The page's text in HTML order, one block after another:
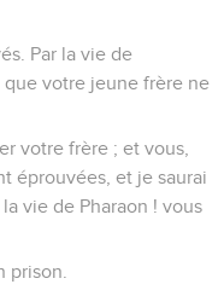
Par la vie de
que votre jeune frère ne
votre frère ; et vous,
éprouvées, et je saurai
vie de Pharaon ! vous
prison.